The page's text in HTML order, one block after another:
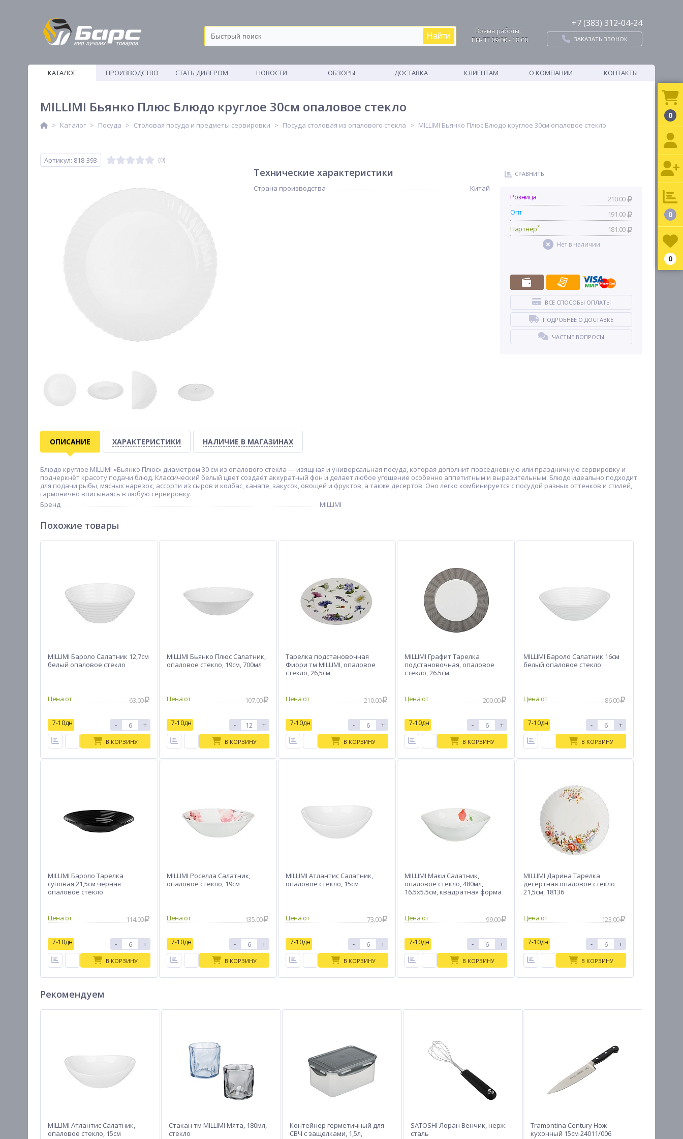
Найти
Время работы:
ПН-ПТ 09:00 - 18:00
+7 (383) 312-04-24
ЗАКАЗАТЬ ЗВОНОК
КАТАЛОГ
ПРОИЗВОДСТВО
СТАТЬ ДИЛЕРОМ НОВОСТИ ОБЗОРЫ ДОСТАВКА КЛИЕНТАМ О КОМПАНИИ КОНТАКТЫ
MILLIMI Бьянко Плюс Блюдо круглое 30см опаловое стекло
Каталог Посуда Столовая посуда и предметы сервировки Посуда столовая из опалового стекла MILLIMI Бьянко Плюс Блюдо круглое 30см опаловое стекло
Артикул: 818-393 (0)
Технические характеристики
Страна производства Китай
СРАВНИТЬ
Розница
210.00
Опт
191.00
Партнер* 181.00
Нет в наличии
ВСЕ СПОСОБЫ ОПЛАТЫ
ПОДРОБНЕЕ О ДОСТАВКЕ
ЧАСТЫЕ ВОПРОСЫ
ОПИСАНИЕ ХАРАКТЕРИСТИКИ НАЛИЧИЕ В МАГАЗИНАХ
Блюдо круглое MILLIMI «Бьянко Плюс» диаметром 30 см из опалового стекла — изящная и универсальная посуда, которая дополнит повседневную или праздничную сервировку и
подчеркнёт красоту подачи блюд. Классический белый цвет создаёт аккуратный фон и делает любое угощение особенно аппетитным и выразительным. Блюдо идеально подходит
для подачи рыбы, мясных нарезок, ассорти из сыров и колбас, канапе, закусок, овощей и фруктов, а также десертов. Оно легко комбинируется с посудой разных оттенков и стилей,
гармонично вписываясь в любую сервировку.
Бренд
MILLIMI
Похожие товары
MILLIMI Бароло Салатник 12,7см
белый опаловое стекло
Цена от 63.00
7-10дн - +
В КОРЗИНУ
MILLIMI Бьянко Плюс Салатник,
опаловое стекло, 19см, 700мл
Цена от 107.00
7-10дн - +
В КОРЗИНУ
Тарелка подстановочная
Фиори тм MILLIMI, опаловое
стекло, 26,5см
Цена от 210.00
7-10дн - +
В КОРЗИНУ
MILLIMI Графит Тарелка
подстановочная, опаловое
стекло, 26.5см
Цена от 200.00
7-10дн - +
В КОРЗИНУ
MILLIMI Бароло Салатник 16см
белый опаловое стекло
Цена от 86.00
7-10дн - +
В КОРЗИНУ
MILLIMI Бароло Тарелка
суповая 21,5см черная
опаловое стекло
Цена от 114.00
7-10дн - +
В КОРЗИНУ
MILLIMI Роселла Салатник,
опаловое стекло, 19см
Цена от 135.00
7-10дн - +
В КОРЗИНУ
MILLIMI Атлантис Салатник,
опаловое стекло, 15см
Цена от 73.00
7-10дн - +
В КОРЗИНУ
MILLIMI Маки Салатник,
опаловое стекло, 480мл,
16.5х5.5см, квадратная форма
Цена от 99.00
7-10дн - +
В КОРЗИНУ
MILLIMI Дарина Тарелка
десертная опаловое стекло
21,5см, 18136
Цена от 123.00
7-10дн - +
В КОРЗИНУ
Рекомендуем
MILLIMI Атлантис Салатник,
опаловое стекло, 15см
Стакан тм MILLIMI Мята, 180мл,
стекло
Контейнер герметичный для
СВЧ с защелками, 1,5л,
SATOSHI Лоран Венчик, нерж.
сталь
Tramontina Century Нож
кухонный 15см 24011/006
0
0
0